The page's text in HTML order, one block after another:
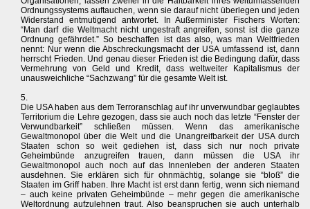
Ordnungssystems auftauchen, wenn sie darauf nicht überlegen und jeden
Widerstand entmutigend antwortet. In Außerminister Fischers Worten:
“Man darf die Weltmacht nicht ungestraft angreifen, sonst ist die ganze
Ordnung gefährdet.” So beschaffen ist das also, was man Weltfrieden
nennt: Nur wenn die Abschreckungsmacht der USA umfassend ist, dann
herrscht Frieden. Und genau dieser Frieden ist die Bedingung dafür, dass
Vermehrung von Geld und Kredit, dass weltweiter Kapitalismus der
unausweichliche “Sachzwang” für die gesamte Welt ist.
5.
Die USA haben aus dem Terroranschlag auf ihr unverwundbar geglaubtes
Territorium die Lehre gezogen, dass sie auch noch das letzte “Fenster der
Verwundbarkeit” schließen müssen. Wenn das amerikanische
Gewaltmonopol über die Welt und die Unangreifbarkeit der USA durch
Staaten schon so weit gediehen ist, dass sich nur noch private
Geheimbünde anzugreifen trauen, dann müssen die USA ihr
Gewaltmonopol auch noch auf das Innenleben der anderen Staaten
ausdehnen. Sie erklären sich für ohnmächtig, solange sie “bloß” die
Staaten im Griff haben. Ihre Macht ist erst dann fertig, wenn sich niemand
– auch keine privaten Geheimbünde – mehr gegen die amerikanische
Weltordnung aufzulehnen traut. Also beanspruchen sie auch unterhalb